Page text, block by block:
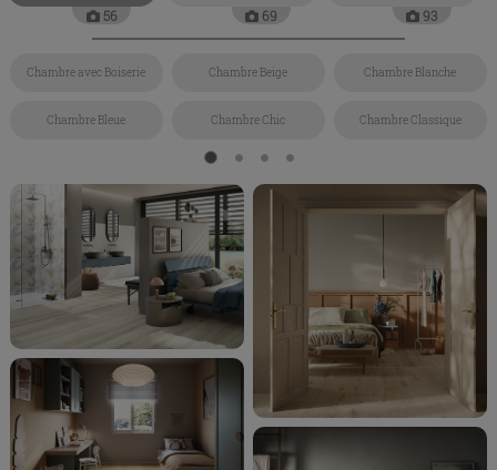
56 69 93
Chambre avec Boiserie Chambre Beige Chambre Blanche
Chambre Bleue Chambre Chic Chambre Classique